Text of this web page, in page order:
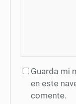
Guarda mi
en este
comente.